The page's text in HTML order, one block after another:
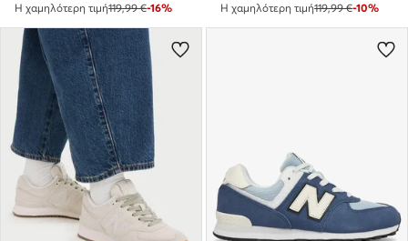
Η χαμηλότερη τιμή119,99 €-16%
Η χαμηλότερη τιμή119,99 €-10%